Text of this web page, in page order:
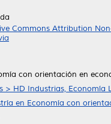
Commons Attribution
con orientación en
> HD Industrias, Economía
en Economía con